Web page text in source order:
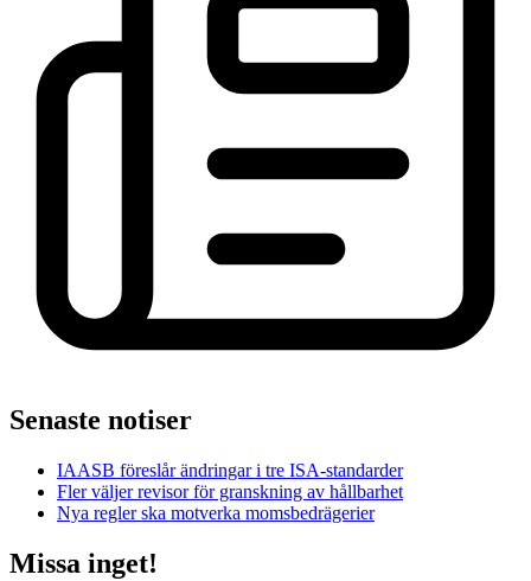
Senaste notiser
IAASB föreslår ändringar i tre ISA-standarder
Fler väljer revisor för granskning av hållbarhet
Nya regler ska motverka momsbedrägerier
Missa inget!